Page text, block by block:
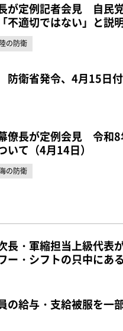
が定例記者会見 自民
不適切ではない」と説
陸の防衛
衛省発令、4月15日付
僚長が定例会見 令和8
いて（4月14日）
の防衛
長・軍縮担当上級代表
ー・シフトの只中にあ
の給与・支給被服を一